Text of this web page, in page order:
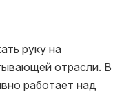
руку на
отрасли. В
работает над